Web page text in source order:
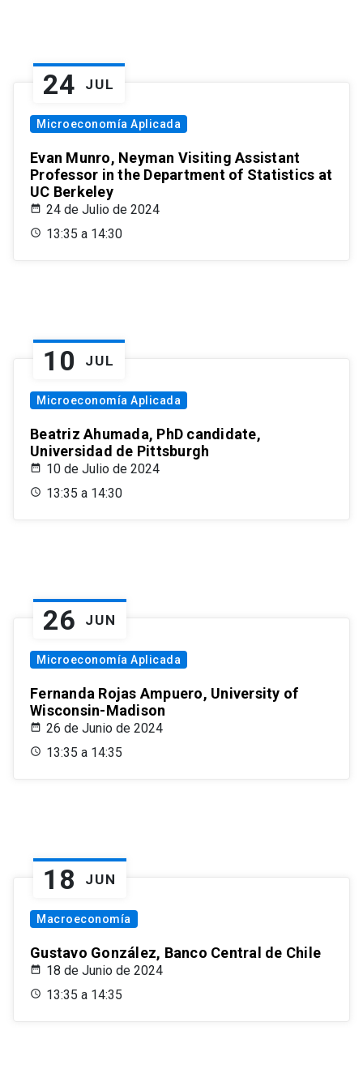
24 JUL
Microeconomía Aplicada
Evan Munro, Neyman Visiting Assistant
Professor in the Department of Statistics at
UC Berkeley
24 de Julio de 2024
13:35 a 14:30
10 JUL
Microeconomía Aplicada
Beatriz Ahumada, PhD candidate,
Universidad de Pittsburgh
10 de Julio de 2024
13:35 a 14:30
26 JUN
Microeconomía Aplicada
Fernanda Rojas Ampuero, University of
Wisconsin-Madison
26 de Junio de 2024
13:35 a 14:35
18 JUN
Macroeconomía
Gustavo González, Banco Central de Chile
18 de Junio de 2024
13:35 a 14:35